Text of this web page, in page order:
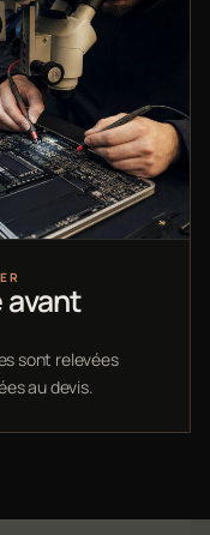
avant
sont relevées
au devis.